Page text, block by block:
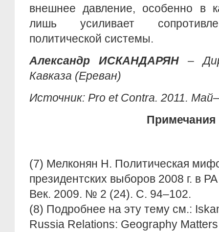
внешнее давление, особенно в
лишь усиливает
политической системы.
Александр ИСКАНДАРЯН
–
Кавказа (Ереван)
Источник: Pro et Contra. 2011.
Примечания
(7) Мелконян Н. Политическая
президентских выборов 2008 г. в
Век. 2009. № 2 (24). С. 94–102.
(8) Подробнее на эту тему см.:
Russia Relations: Geography